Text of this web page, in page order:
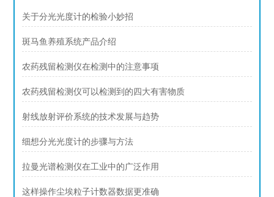
关于分光光度计的检验小妙招
斑马鱼养殖系统产品介绍
农药残留检测仪在检测中的注意事项
农药残留检测仪可以检测到的四大有害物质
射线放射评价系统的技术发展与趋势
细想分光光度计的步骤与方法
拉曼光谱检测仪在工业中的广泛作用
这样操作尘埃粒子计数器数据更准确